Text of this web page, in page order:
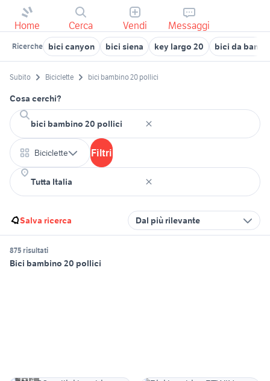
Home Cerca Vendi Messaggi
Ricerche bici canyon bici siena key largo 20 bici da
Subito Biciclette bici bambino 20 pollici
Cosa cerchi?
Biciclette Filtri
Salva ricerca Dal più rilevante
875 risultati
Bici bambino 20 pollici